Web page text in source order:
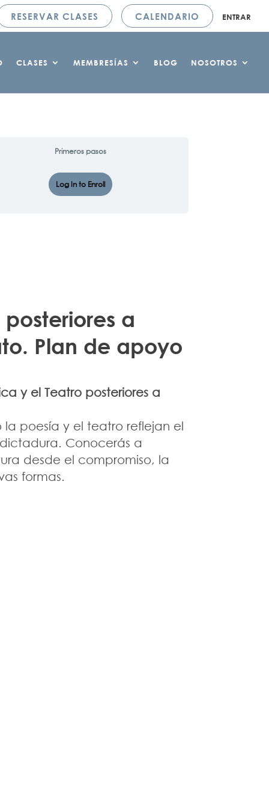
RESERVAR CLASES CALENDARIO ENTRAR
CLASES MEMBRESÍAS BLOG NOSOTROS
Primeros pasos
Log In to Enroll
a
Plan de apoyo
y el Teatro posteriores a
poesía y el teatro reflejan el
Conocerás a
desde el compromiso, la
formas.